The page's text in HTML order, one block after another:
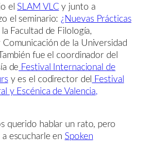
el SLAM VLC y junto a
el seminario: ¿Nuevas Prácticas
la Facultad de Filología,
Comunicación de la Universidad
fue el coordinador del
de Festival Internacional de
y es el codirector del
Festival
y Escénica de Valencia,
querido hablar un rato, pero
escucharle en Spoken